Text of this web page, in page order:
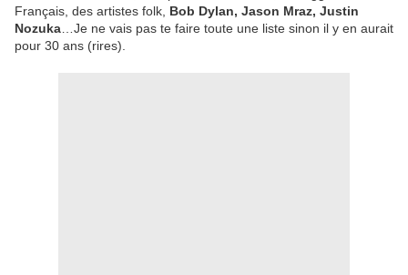
Français, des artistes folk, Bob Dylan, Jason Mraz, Justin
Nozuka …Je ne vais pas te faire toute une liste sinon il y en aurait
pour 30 ans (rires).